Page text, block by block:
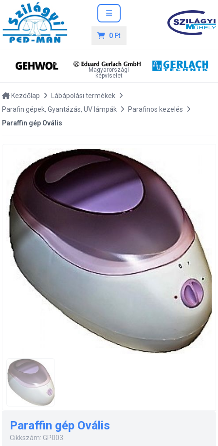
0 Ft
Magyarországi
képviselet
Kezdőlap
Lábápolási termékek
Parafin gépek, Gyantázás, UV lámpák
Parafinos kezelés
Paraffin gép Ovális
Paraffin gép Ovális
Cikkszám: GP003